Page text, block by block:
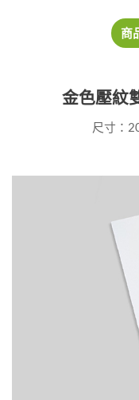
商
金色壓紋
尺寸：